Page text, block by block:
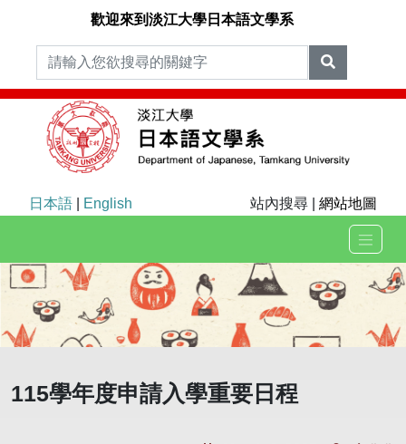
歡迎來到淡江大學日本語文學系
日本語 English 站內搜尋 | 網站地圖
115學年度申請入學重要日程